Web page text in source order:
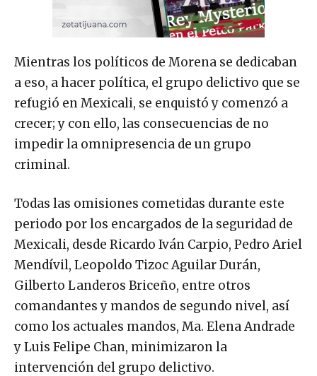
Mientras los políticos de Morena se dedicaban
a eso, a hacer política, el grupo delictivo que se
refugió en Mexicali, se enquistó y comenzó a
crecer; y con ello, las consecuencias de no
impedir la omnipresencia de un grupo
criminal.
Todas las omisiones cometidas durante este
periodo por los encargados de la seguridad de
Mexicali, desde Ricardo Iván Carpio, Pedro Ariel
Mendívil, Leopoldo Tizoc Aguilar Durán,
Gilberto Landeros Briceño, entre otros
comandantes y mandos de segundo nivel, así
como los actuales mandos, Ma. Elena Andrade
y Luis Felipe Chan, minimizaron la
intervención del grupo delictivo.